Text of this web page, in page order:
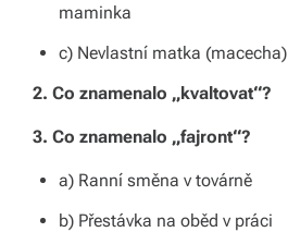
maminka
c) Nevlastní matka (macecha)
2. Co znamenalo „kvaltovat“?
3. Co znamenalo „fajront“?
a) Ranní směna v továrně
b) Přestávka na oběd v práci